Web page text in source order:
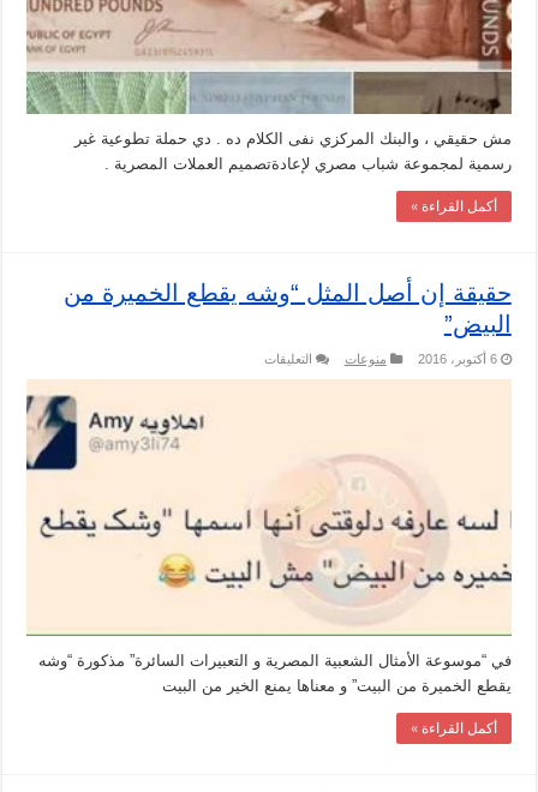
مش حقيقي ، والبنك المركزي نفى الكلام ده . دي حملة تطوعية غير
رسمية لمجموعة شباب مصري لإعادةتصميم العملات المصرية .
أكمل القراءة »
حقيقة إن أصل المثل “وشه يقطع الخميرة من
البيض”
6 أكتوبر، 2016 منوعات التعليقات
مغلقة
في “موسوعة الأمثال الشعبية المصرية و التعبيرات السائرة” مذكورة “وشه
يقطع الخميرة من البيت” و معناها يمنع الخير من البيت
أكمل القراءة »